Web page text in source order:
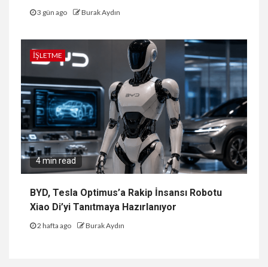
3 gün ago Burak Aydın
İŞLETME
4 min read
BYD, Tesla Optimus’a Rakip İnsansı Robotu
Xiao Di’yi Tanıtmaya Hazırlanıyor
2 hafta ago Burak Aydın